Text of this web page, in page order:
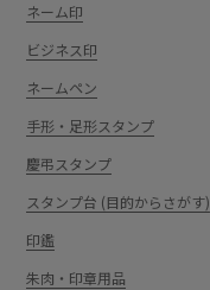
ネーム印
ビジネス印
ネームペン
手形・足形スタンプ
慶弔スタンプ
スタンプ台 (目的からさがす)
印鑑
朱肉・印章用品